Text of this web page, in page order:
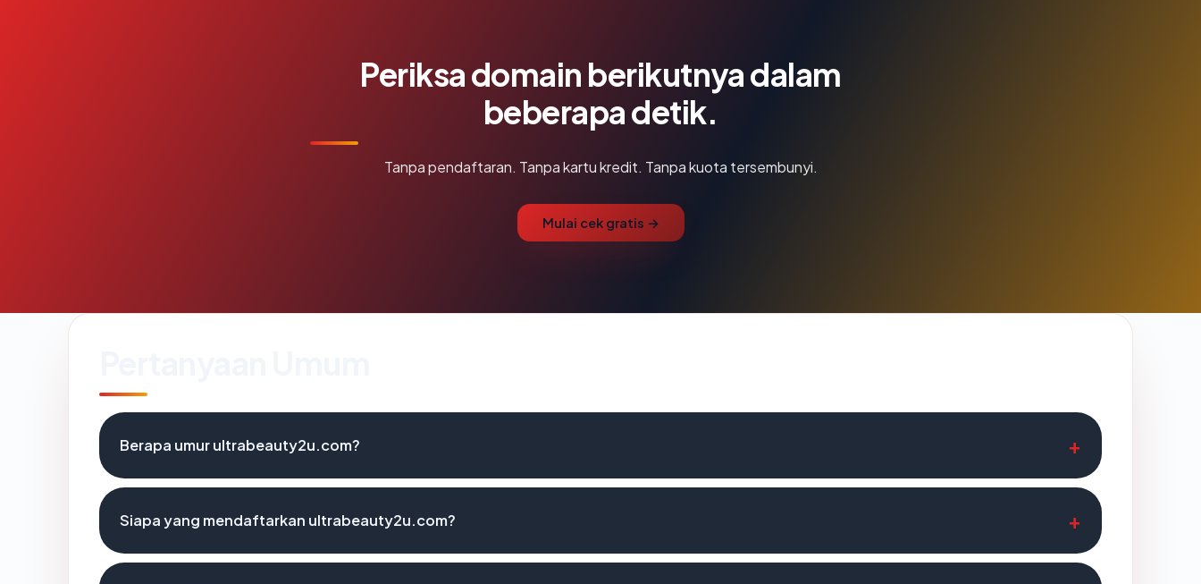
Periksa domain berikutnya dalam
beberapa detik.
Tanpa pendaftaran. Tanpa kartu kredit. Tanpa kuota tersembunyi.
Mulai cek gratis →
Berapa umur ultrabeauty2u.com?
Siapa yang mendaftarkan ultrabeauty2u.com?